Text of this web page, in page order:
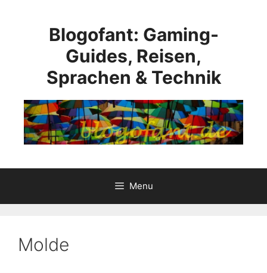
Blogofant: Gaming-
Guides, Reisen,
Sprachen & Technik
Menu
Molde